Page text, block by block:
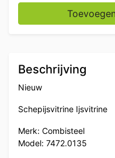
Verrijdbare
Beschrijving
Nieuw
Schepijsvitrine Ijsvitrine
Merk: Combisteel
Model: 7472.0135